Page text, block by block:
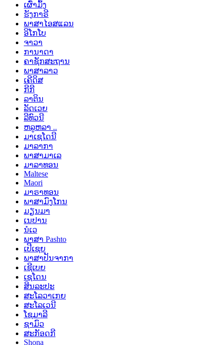
ເຜົ່າມົ້ງ
ຮັງກາຣີ
ພາສາໄອສແລນ
ອິໂກໂບ
ຈາວາ
ການາດາ
ຄາຊັກສະຖານ
ພາສາລາວ
ເຄີດິສ
ກີກີ
ລາຕິນ
ລັດເວຍ
ລີທົວນີ
ຫລູຫລາ ..
ມາເຊໂດນີ
ມາລາກາ
ພາສາມາເລ
ມາລາທອນ
Maltese
Maori
ມາຣາທອນ
ພາສາມົງໂກນ
ມຽນມາ
ເນປານ
ນໍເວ
ພາສາ Pashto
ເປີເຊຍ
ພາສາປັນຈາກາ
ເຊີເບຍ
ເຊໂດນ
ສິນລະປະ
ສະໂລວາເກຍ
ສະໂລເວນີ
ໂຊມາລີ
ຊາມົວ
ສະກັອດກີ
Shona